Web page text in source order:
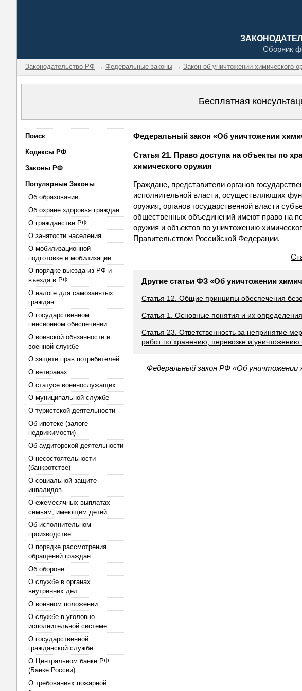
Сборник
Законодательство РФ → Федеральные законы → Закон об уничтожении химического
Бесплатная
Поиск
Кодексы РФ
Законы РФ
Популярные Законы
Об образовании
Об охране здоровья граждан
О гражданстве РФ
О занятости населения
О мобилизационной
подготовке и мобилизации
О порядке выезда из РФ и
въезда в РФ
О налоге для самозанятых
граждан
О государственном
пенсионном обеспечении
О воинской обязанности и
военной службе
О защите прав потребителей
О ветеранах
О статусе военнослужащих
О муниципальной службе
О туристской деятельности
Об ипотеке (залоге
недвижимости)
Об аудиторской деятельности
О несостоятельности
(банкротстве)
О социальной защите
инвалидов
О ежемесячных выплатах
семьям, имеющим детей
Об исполнительном
производстве
О порядке рассмотрения
обращений граждан
Об обороне
О службе в органах
внутренних дел
О военном положении
О службе в уголовно-
исполнительной системе
О государственной
гражданской службе
О Центральном банке РФ
(Банке России)
О требованиях пожарной
Федеральный закон «Об уничтожении
Статья 21. Право доступа на объекты по
химического оружия
Граждане, представители органов
исполнительной власти, осуществляющих
оружия, органов государственной власти
общественных объединений имеют право на
оружия и объектов по уничтожению
Правительством Российской Федерации.
Другие статьи ФЗ «Об уничтожении
Статья 12. Общие принципы обеспечения
Статья 1. Основные понятия и их
Статья 23. Ответственность за непринятие
работ по хранению, перевозке и
Федеральный закон РФ «Об уничтожении